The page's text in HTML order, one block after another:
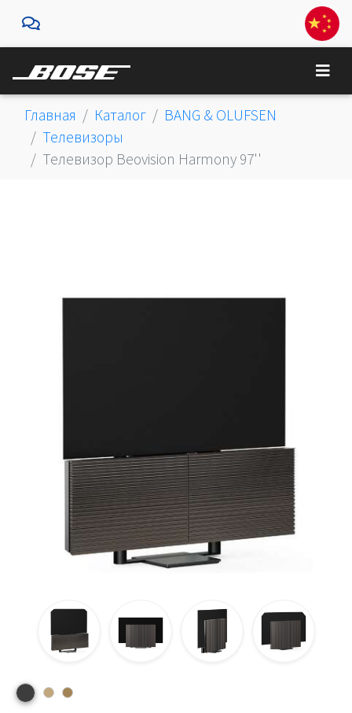
Главная Каталог
BANG & OLUFSEN
Телевизоры
Телевизор Beovision Harmony 97''